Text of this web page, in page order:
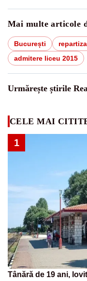
Mai multe articole
București
admitere liceu 2015
Urmărește știrile
CELE MAI
1
Tânără de 19 ani,